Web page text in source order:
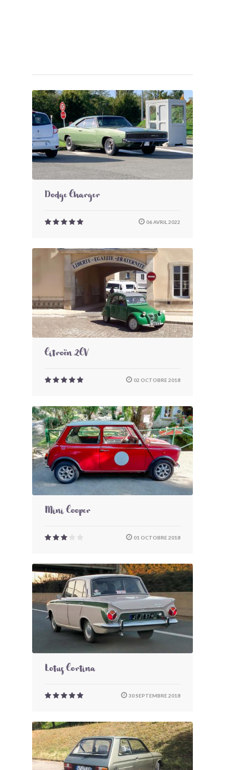
Dodge Charger
06 AVRIL 2022
Citroën 2CV
02 OCTOBRE 2018
Mini Cooper
01 OCTOBRE 2018
Lotus Cortina
30 SEPTEMBRE 2018